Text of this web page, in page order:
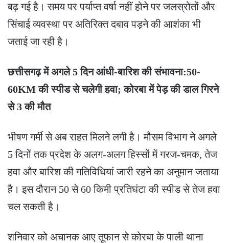
बढ़ गई है। समय पर पर्याप्त वर्षा नहीं होने पर जलस्रोतों और
सिंचाई व्यवस्था पर अतिरिक्त दबाव पड़ने की आशंका भी
जताई जा रही है।
छत्तीसगढ़ में अगले 5 दिन आंधी-बारिश की संभावना:50-
60KM की स्पीड से चलेगी हवा; कोरबा में पेड़ की डाल गिरने
से 3 की मौत
भीषण गर्मी से अब राहत मिलने लगी है। मौसम विभाग ने अगले
5 दिनों तक प्रदेश के अलग-अलग हिस्सों में गरज-चमक, तेज
हवा और बारिश की गतिविधियां जारी रहने का अनुमान जताया
है। इस दौरान 50 से 60 किमी प्रतिघंटा की स्पीड से तेज हवा
चल सकती है।
शनिवार को अचानक आए तूफान से कोरबा के पाली थाना